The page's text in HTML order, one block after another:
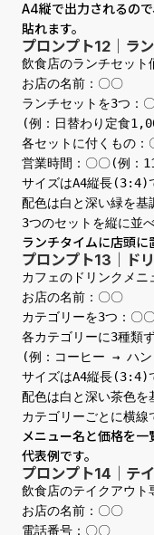
A4縦で出力されるの
貼れます。
プロンプト12｜ラ
飲食店のランチセット
お店の名前：〇〇
ランチセットを3つ：
(例：日替わり定食
各セットに付くもの
営業時間：〇〇(例：
サイズはA4縦長(3:4)
配色は白と深い緑を基
3つのセットを縦に並
ランチタイムに店頭に
プロンプト13｜ド
カフェのドリンクメニ
お店の名前：〇〇
カテゴリーを3つ：
各カテゴリーに3種類
(例：コーヒー → ハ
サイズはA4縦長(3:4)
配色は白と深い茶色を
カテゴリーごとに横線
メニュー名と価格を
代表例です。
プロンプト14｜テ
飲食店のテイクアウト
お店の名前：〇〇
電話番号：〇〇